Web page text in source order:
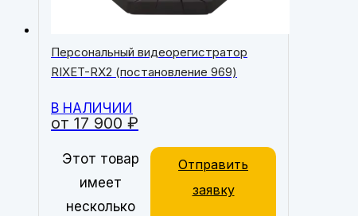
от 17 900 ₽
Персональный видеорегистратор
RIXET-RX2 (постановление 969)
В НАЛИЧИИ
Этот товар
имеет
несколько
Отправить
заявку